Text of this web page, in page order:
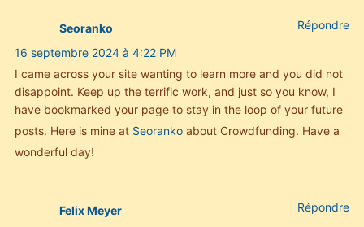
Seoranko
16 septembre 2024 à 4:22 PM
I came across your site wanting to learn more and you did not
disappoint. Keep up the terrific work, and just so you know, I
have bookmarked your page to stay in the loop of your future
posts. Here is mine at Seorankoabout Crowdfunding. Have a
wonderful day!
Répondre
Felix Meyer
Répondre